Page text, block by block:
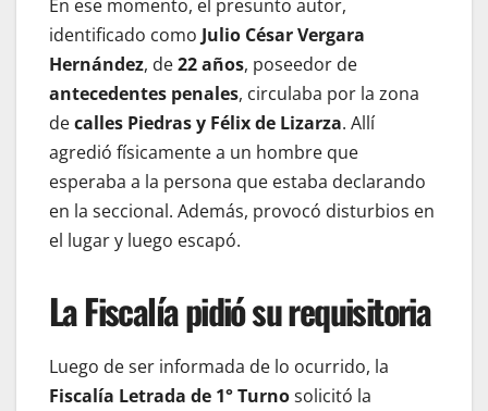
En ese momento, el presunto autor,
identificado como Julio César Vergara
Hernández, de22 años, poseedor de
antecedentes penales, circulaba por la zona
decalles Piedras y Félix de Lizarza. Allí
agredió físicamente a un hombre que
esperaba a la persona que estaba declarando
en la seccional. Además, provocó disturbios en
el lugar y luego escapó.
La Fiscalía pidió su requisitoria
Luego de ser informada de lo ocurrido, la
Fiscalía Letrada de 1° Turnosolicitó la